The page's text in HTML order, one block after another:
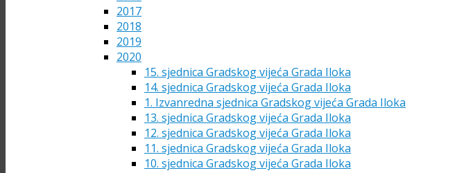
2017
2018
2019
2020
15. sjednica Gradskog vijeća Grada Iloka
14. sjednica Gradskog vijeća Grada Iloka
1. Izvanredna sjednica Gradskog vijeća Grada Iloka
13. sjednica Gradskog vijeća Grada Iloka
12. sjednica Gradskog vijeća Grada Iloka
11. sjednica Gradskog vijeća Grada Iloka
10. sjednica Gradskog vijeća Grada Iloka